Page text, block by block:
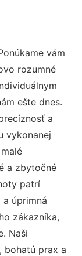
vám
rozumné
ešte dnes.
a
vykonanej
a zbytočné
patrí
úprimná
zákazníka,
Naši
bohatú prax a